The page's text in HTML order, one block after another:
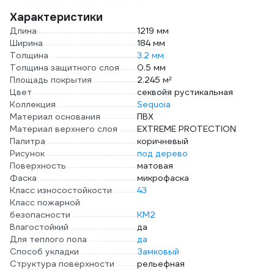
Характеристики
Длина
1219 мм
Ширина
184 мм
Толщина
3.2 мм
Толщина защитного слоя
0.5 мм
Площадь покрытия
2.245 м²
Цвет
секвойя рустикальная
Коллекция
Sequoia
Материал основания
ПВХ
Материал верхнего слоя
EXTREME PROTECTION
Палитра
коричневый
Рисунок
под дерево
Поверхность
матовая
Фаска
микрофаска
Класс износостойкости
43
Класс пожарной
безопасности
КМ2
Влагостойкий
да
Для теплого пола
да
Способ укладки
Замковый
Структура поверхности
рельефная